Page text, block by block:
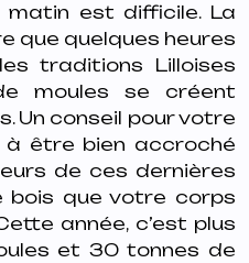
matin est difficile. La
que quelques heures
traditions Lilloises
moules se créent
Un conseil pour votre
être bien accroché
de ces dernières
bois que votre corps
année, c’est plus
et 30 tonnes de